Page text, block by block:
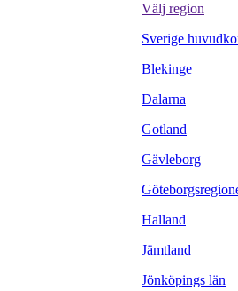
Välj region
Sverige
Blekinge
Dalarna
Gotland
Gävleborg
Halland
Jämtland
Jönköpings län